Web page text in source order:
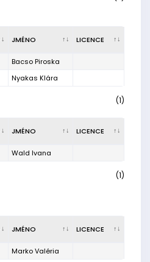
JMÉNO LICENCE
Bacso Piroska
Nyakas Klára
(1)
JMÉNO LICENCE
Wald Ivana
(1)
JMÉNO LICENCE
Marko Valéria